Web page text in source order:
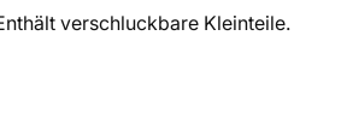
verschluckbare Kleinteile.